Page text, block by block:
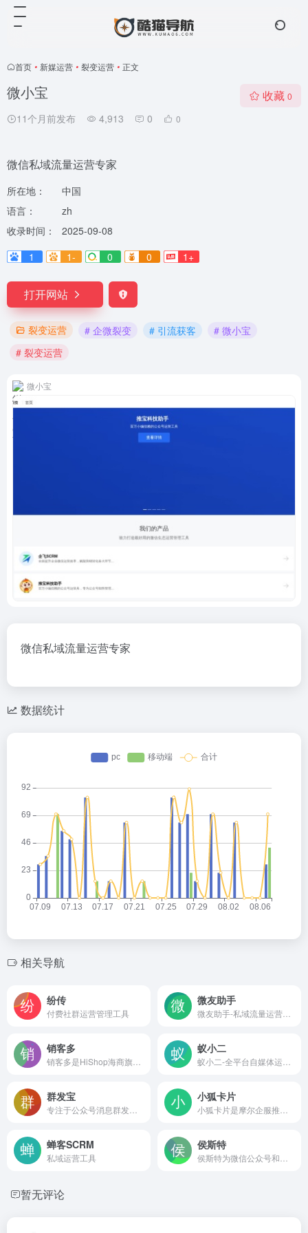
首页 • 新媒运营 • 裂变运营 • 正文
微小宝
11个月前发布 4,913 0 0
收藏 0
微信私域流量运营专家
所在地：
中国
语言：
zh
收录时间：
2025-09-08
1
1- 0 0 1+
打开网站
裂变运营 # 企微裂变 # 引流获客
# 微小宝
# 裂变运营
微小宝
微信私域流量运营专家
数据统计
相关导航
纷传
付费社群运营管理工具
微友助手
销客多 蚁小二
群发宝 小狐卡片
蝉客SCRM
私域运营工具
侯斯特
暂无评论